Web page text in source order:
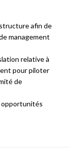
afin de
management
relative à
pour piloter
de